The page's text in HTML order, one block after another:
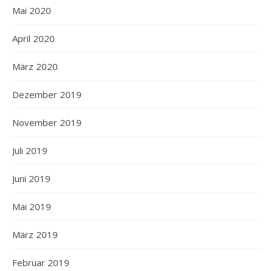
Mai 2020
April 2020
März 2020
Dezember 2019
November 2019
Juli 2019
Juni 2019
Mai 2019
März 2019
Februar 2019